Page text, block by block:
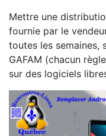
Mettre une
fournie par le
toutes les semaines,
GAFAM (chacun
sur des logiciels